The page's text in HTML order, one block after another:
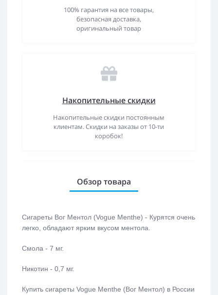
100% гарантия на все товары,
безопасная доставка,
оригинальный товар
Накопительные скидки
Накопительные скидки постоянным
клиентам. Скидки на заказы от 10-ти
коробок!
Обзор товара
Сигареты Вог Ментол (Vogue Menthe) - Курятся очень
легко, обладают ярким вкусом ментола.
Смола - 7 мг.
Никотин - 0,7 мг.
Купить сигареты Vogue Menthe (Вог Ментол) в России